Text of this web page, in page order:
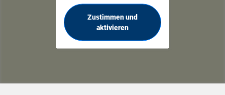
Zustimmen und
aktivieren